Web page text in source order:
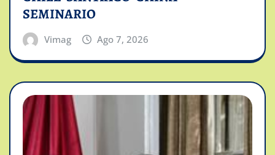
SEMINARIO
Vimag Ago 7, 2026